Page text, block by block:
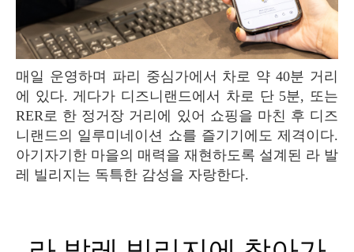
매일 운영하며 파리 중심가에서 차로 약 40분 거리
에 있다. 게다가 디즈니랜드에서 차로 단 5분, 또는
RER로 한 정거장 거리에 있어 쇼핑을 마친 후 디즈
니랜드의 일루미네이션 쇼를 즐기기에도 제격이다.
아기자기한 마을의 매력을 재현하도록 설계된 라 발
레 빌리지는 독특한 감성을 자랑한다.